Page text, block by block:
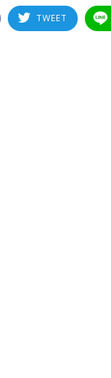
TWEET